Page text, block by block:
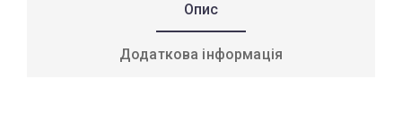
Опис
Додаткова інформація